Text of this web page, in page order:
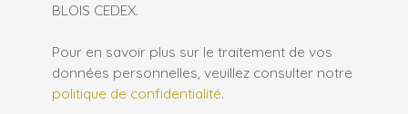
BLOIS CEDEX.
Pour en savoir plus sur le traitement de vos
données personnelles, veuillez consulter notre
politique de confidentialité.